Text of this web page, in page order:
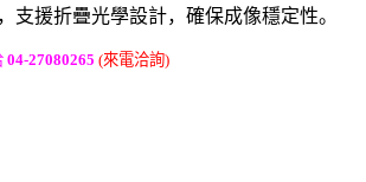
支援折疊光學設計，確保成像穩定性。
04-27080265 (來電洽詢)